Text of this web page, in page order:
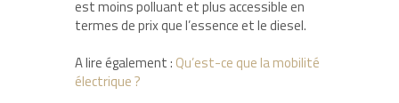
est moins polluant et plus accessible en
termes de prix que l’essence et le diesel.
A lire également : Qu’est-ce que la mobilité
électrique ?